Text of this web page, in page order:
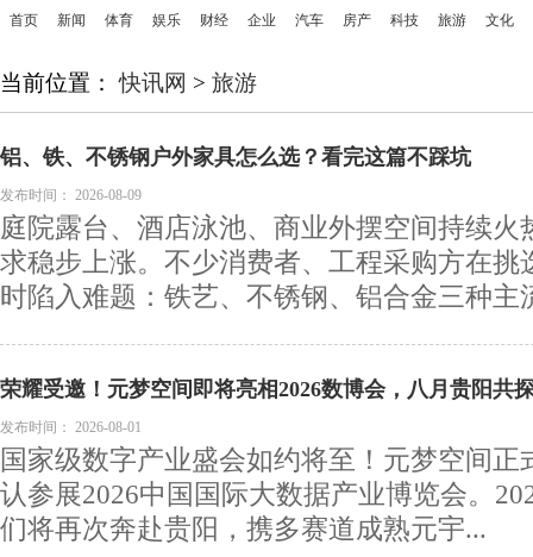
首页 新闻 体育 娱乐 财经 企业 汽车 房产 科技 旅游 文化
当前位置：快讯网 > 旅游
铝、铁、不锈钢户外家具怎么选？看完这篇不踩坑
发布时间： 2026-08-09
庭院露台、酒店泳池、商业外摆空间持续火
求稳步上涨。不少消费者、工程采购方在挑
时陷入难题：铁艺、不锈钢、铝合金三种主
荣耀受邀！元梦空间即将亮相2026数博会，八月贵阳共
发布时间： 2026-08-01
国家级数字产业盛会如约将至！元梦空间正
认参展2026中国国际大数据产业博览会。
们将再次奔赴贵阳，携多赛道成熟元宇...